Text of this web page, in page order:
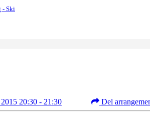
- Ski
20:30 - 21:30 Del